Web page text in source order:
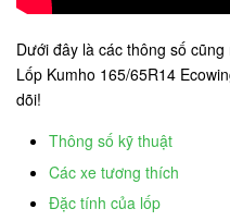
Dưới đây là các thông số
Lốp Kumho 165/65R14
dõi!
Thông số kỹ thuật
Các xe tương thích
Đặc tính của lốp